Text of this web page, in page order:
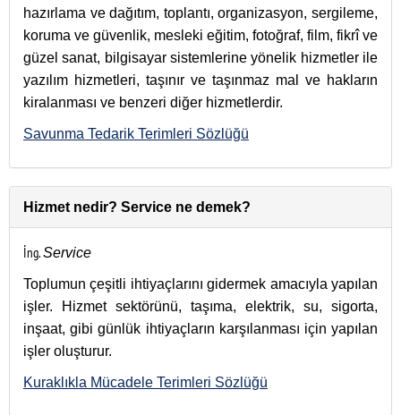
hazırlama ve dağıtım, toplantı, organizasyon, sergileme,
koruma ve güvenlik, mesleki eğitim, fotoğraf, film, fikrî ve
güzel sanat, bilgisayar sistemlerine yönelik hizmetler ile
yazılım hizmetleri, taşınır ve taşınmaz mal ve hakların
kiralanması ve benzeri diğer hizmetlerdir.
Savunma Tedarik Terimleri Sözlüğü
Hizmet nedir? Service ne demek?
İng.Service
Toplumun çeşitli ihtiyaçlarını gidermek amacıyla yapılan
işler. Hizmet sektörünü, taşıma, elektrik, su, sigorta,
inşaat, gibi günlük ihtiyaçların karşılanması için yapılan
işler oluşturur.
Kuraklıkla Mücadele Terimleri Sözlüğü